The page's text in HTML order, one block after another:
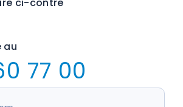
au
77 00